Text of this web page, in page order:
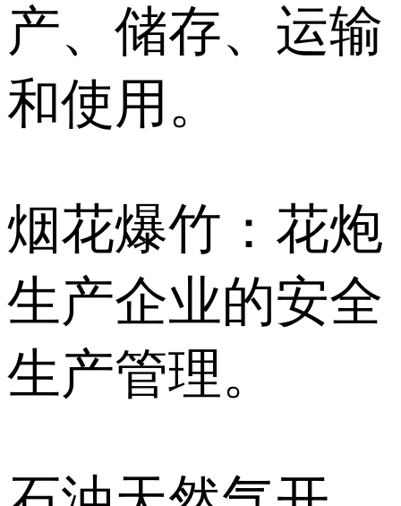
产、储存、运输
和使用。
烟花爆竹：花炮
生产企业的安全
生产管理。